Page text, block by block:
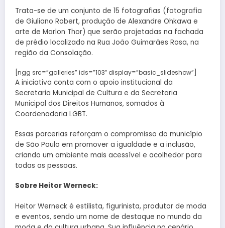
Trata-se de um conjunto de 15 fotografias (fotografia
de Giuliano Robert, produção de Alexandre Ohkawa e
arte de Marlon Thor) que serão projetadas na fachada
de prédio localizado na Rua João Guimarães Rosa, na
região da Consolação.
[ngg src=”galleries” ids=”103″ display=”basic_slideshow”]
A iniciativa conta com o apoio institucional da
Secretaria Municipal de Cultura e da Secretaria
Municipal dos Direitos Humanos, somados à
Coordenadoria LGBT.
Essas parcerias reforçam o compromisso do município
de São Paulo em promover a igualdade e a inclusão,
criando um ambiente mais acessível e acolhedor para
todas as pessoas.
Sobre Heitor Werneck:
Heitor Werneck é estilista, figurinista, produtor de moda
e eventos, sendo um nome de destaque no mundo da